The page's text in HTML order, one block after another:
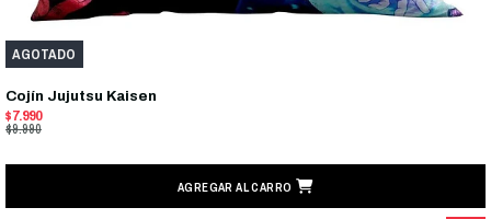
AGOTADO
Cojín Jujutsu Kaisen
$7.990
$9.990
AGREGAR AL CARRO